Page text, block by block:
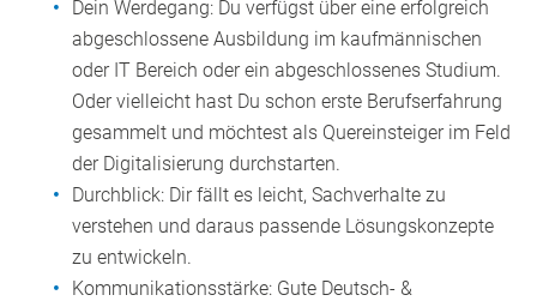
Dein Werdegang: Du verfügst über eine erfolgreich
abgeschlossene Ausbildung im kaufmännischen
oder IT Bereich oder ein abgeschlossenes Studium.
Oder vielleicht hast Du schon erste Berufserfahrung
gesammelt und möchtest als Quereinsteiger im Feld
der Digitalisierung durchstarten.
Durchblick: Dir fällt es leicht, Sachverhalte zu
verstehen und daraus passende Lösungskonzepte
zu entwickeln.
Kommunikationsstärke: Gute Deutsch- &